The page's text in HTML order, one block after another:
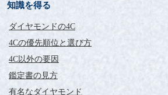
知識を得る
ダイヤモンドの4C
4Cの優先順位と選び方
4C以外の要因
鑑定書の見方
有名なダイヤモンド